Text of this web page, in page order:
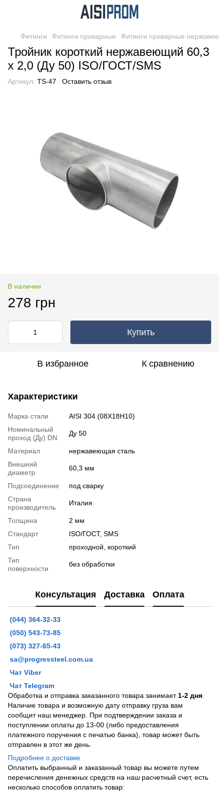
Фитинги Фитинги приварные Фитинги приварные
Тройник короткий нержавеющий 60,3
х 2,0 (Ду 50) ISO/ГОСТ/SMS
Артикул: TS-47 Оставить отзыв
В наличии
278 грн
Купить
В избранное К сравнению
Характеристики
Марка стали
AISI 304 (08Х18Н10)
Номинальный
проход (Ду) DN
Ду 50
Материал
нержавеющая сталь
Внешний
диаметр
60,3 мм
Подсоединение
под сварку
Страна
производитель
Италия
Толщина
2 мм
Стандарт
ISO/ГОСТ, SMS
Тип
проходной, короткий
Тип
поверхности
без обработки
Консультация Доставка Оплата
(044) 364-32-33
(050) 543-73-85
(073) 327-65-43
sa@progressteel.com.ua
Чат Viber
Чат Telegram
Обработка и отправка заказанного товара занимает 1-2 дня
Наличие товара и возможную дату отправку груза вам
сообщит наш менеджер. При подтверждении заказа и
поступлении оплаты до 13-00 (либо предоставления
платежного поручения с печатью банка), товар может быть
отправлен в этот же день.
Подробнее о доставке
Оплатить выбранный и заказанный товар вы можете путем
перечисления денежных средств на наш расчетный счет, есть
несколько способов оплатить товар: